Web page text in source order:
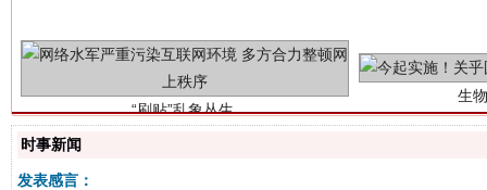
时事新闻
发表感言：